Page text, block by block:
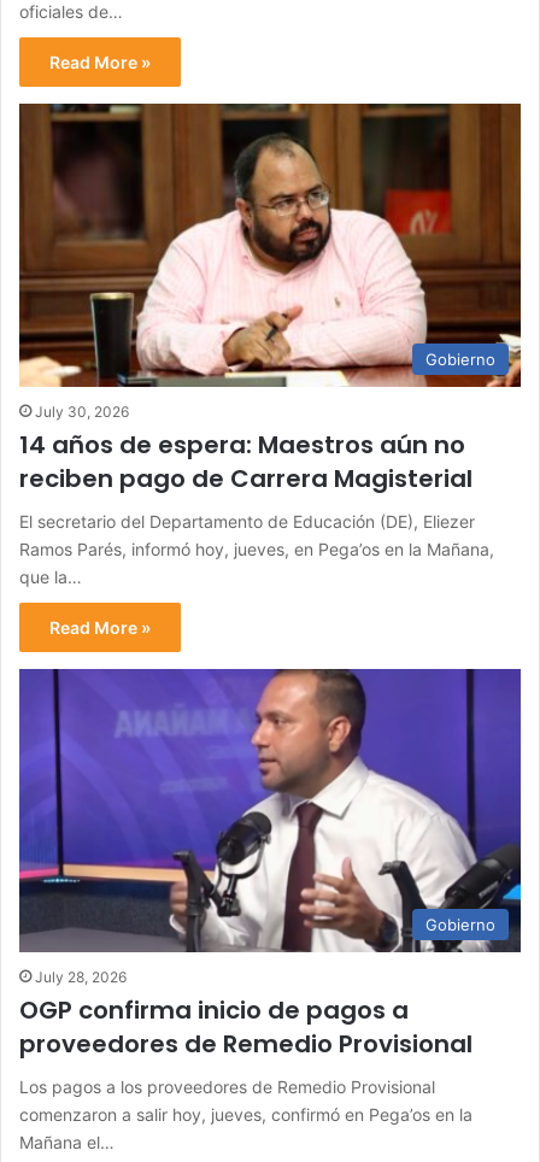
oficiales de…
Read More »
Gobierno
July 30, 2026
14 años de espera: Maestros aún no
reciben pago de Carrera Magisterial
El secretario del Departamento de Educación (DE), Eliezer
Ramos Parés, informó hoy, jueves, en Pega’os en la Mañana,
que la…
Read More »
Gobierno
July 28, 2026
OGP confirma inicio de pagos a
proveedores de Remedio Provisional
Los pagos a los proveedores de Remedio Provisional
comenzaron a salir hoy, jueves, confirmó en Pega’os en la
Mañana el…